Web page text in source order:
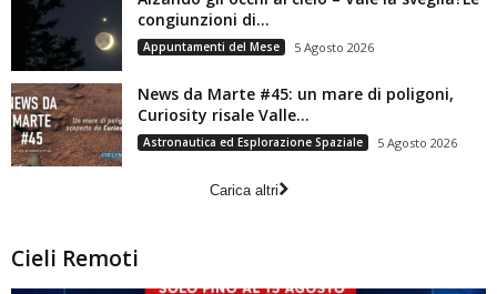
congiunzioni di...
Appuntamenti del Mese 5 Agosto 2026
News da Marte #45: un mare di poligoni,
Curiosity risale Valle...
Astronautica ed Esplorazione Spaziale 5 Agosto 2026
Carica altri
Cieli Remoti